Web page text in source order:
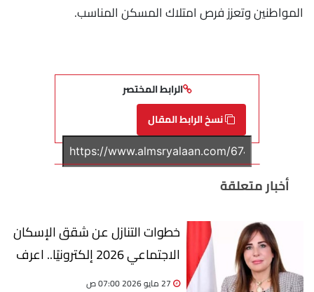
المواطنين وتعزز فرص امتلاك المسكن المناسب.
الرابط المختصر
نسخ الرابط المقال
أخبار متعلقة
خطوات التنازل عن شقق الإسكان
الاجتماعي 2026 إلكترونيًا.. اعرف
الشروط والرسوم
27 مايو 2026 07:00 ص